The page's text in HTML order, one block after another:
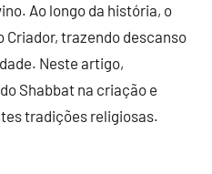
Ao longo da história, o
Criador, trazendo descanso
Neste artigo,
Shabbat na criação e
tradições religiosas.